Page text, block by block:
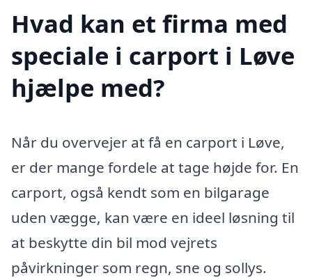
Hvad kan et firma med
speciale i carport i Løve
hjælpe med?
Når du overvejer at få en carport i Løve,
er der mange fordele at tage højde for. En
carport, også kendt som en bilgarage
uden vægge, kan være en ideel løsning til
at beskytte din bil mod vejrets
påvirkninger som regn, sne og sollys.